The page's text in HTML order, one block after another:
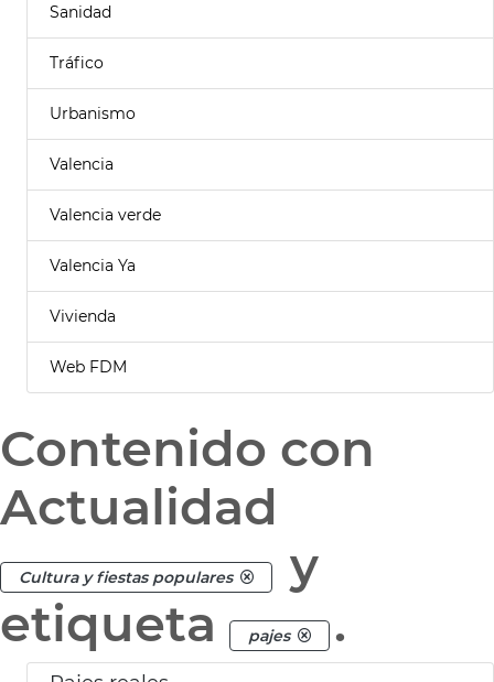
Sanidad
Tráfico
Urbanismo
Valencia
Valencia verde
Valencia Ya
Vivienda
Web FDM
Contenido con
Actualidad
Cultura y fiestas populares
y
etiqueta
pajes .